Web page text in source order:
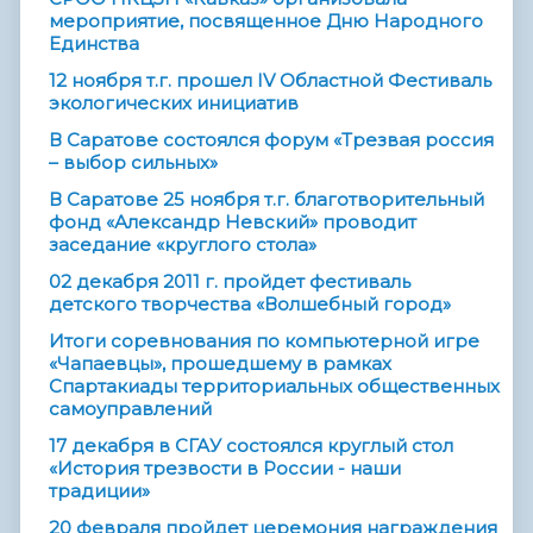
мероприятие, посвященное Дню Народного
Единства
12 ноября т.г. прошел IV Областной Фестиваль
экологических инициатив
В Саратове состоялся форум «Трезвая россия
– выбор сильных»
В Саратове 25 ноября т.г. благотворительный
фонд «Александр Невский» проводит
заседание «круглого стола»
02 декабря 2011 г. пройдет фестиваль
детского творчества «Волшебный город»
Итоги соревнования по компьютерной игре
«Чапаевцы», прошедшему в рамках
Спартакиады территориальных общественных
самоуправлений
17 декабря в СГАУ состоялся круглый стол
«История трезвости в России - наши
традиции»
20 февраля пройдет церемония награждения